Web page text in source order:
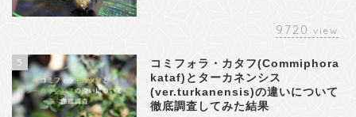
9720 view
5
コミフォラ・カタフ(Commiphora
kataf)とターカネンシス
(ver.turkanensis)の違いについて
徹底調査してみた結果